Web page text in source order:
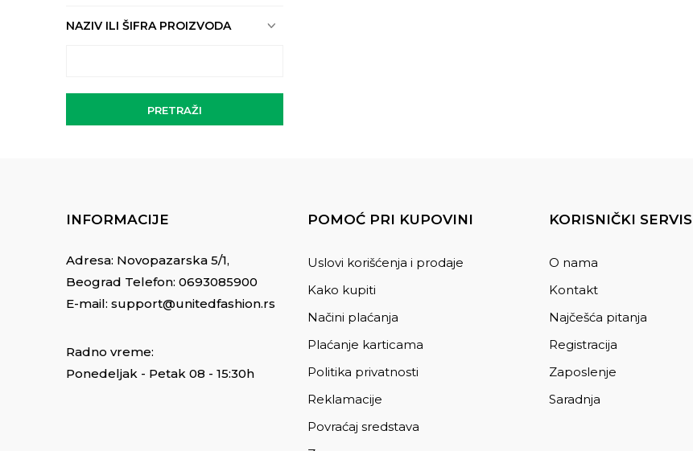
NAZIV ILI ŠIFRA PROIZVODA
PRETRAŽI
INFORMACIJE
Adresa: Novopazarska 5/1,
Beograd Telefon: 0693085900
E-mail: support@unitedfashion.rs
Radno vreme:
Ponedeljak - Petak 08 - 15:30h
POMOĆ PRI KUPOVINI
Uslovi korišćenja i prodaje
Kako kupiti
Načini plaćanja
Plaćanje karticama
Politika privatnosti
Reklamacije
Povraćaj sredstava
KORISNIČKI SERVIS
O nama
Kontakt
Najčešća pitanja
Registracija
Zaposlenje
Saradnja